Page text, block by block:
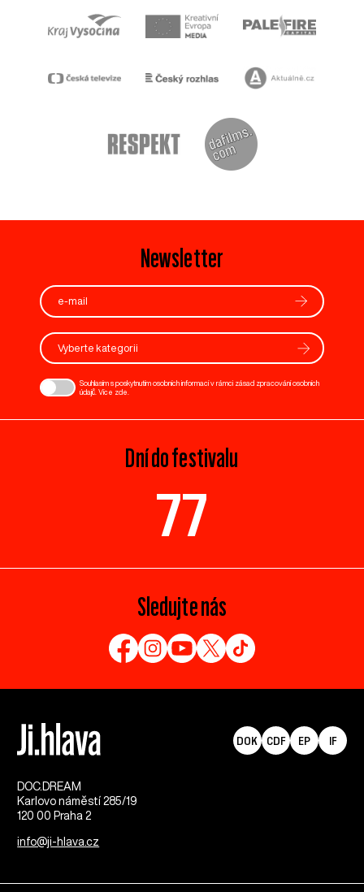
Newsletter
Vyberte kategorii
Souhlasím s poskytnutím osobních informací v rámci zásad zpracování osobních
údajů. Více zde
Dní do festivalu
77
Sledujte nás
DOC.DREAM​
Karlovo náměstí 285/19
120 00 Praha 2
info@ji-hlava.cz
DOK CDF EP IF